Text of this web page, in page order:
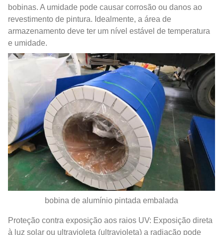
bobinas. A umidade pode causar corrosão ou danos ao
revestimento de pintura. Idealmente, a área de
armazenamento deve ter um nível estável de temperatura
e umidade.
bobina de alumínio pintada embalada
Proteção contra exposição aos raios UV: Exposição direta
à luz solar ou ultravioleta (ultravioleta) a radiação pode